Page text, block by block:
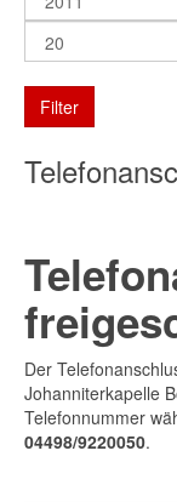
Filter
Der
Johanniterkapelle
Telefonnummer
04498/9220050.